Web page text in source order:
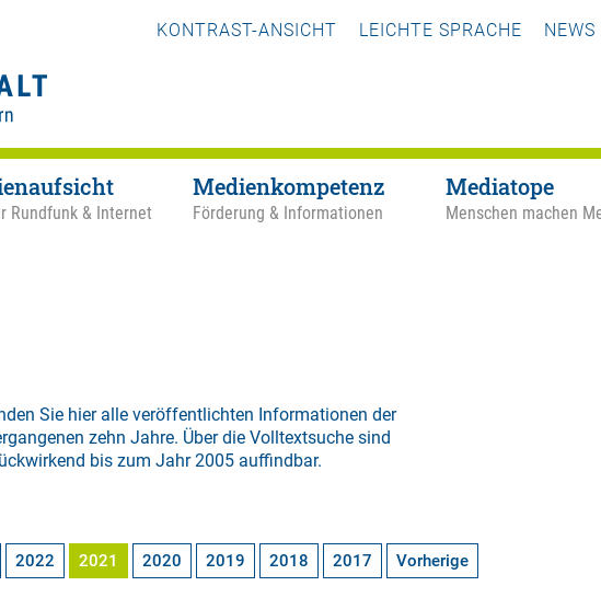
KONTRAST-ANSICHT LEICHTE SPRACHE NEWS
Rundfunk & Internet
Medienkompetenz
Förderung & Informationen
Mediatope
Menschen machen
Sie hier alle veröffentlichten Informationen der
zehn Jahre. Über die Volltextsuche sind
bis zum Jahr 2005 auffindbar.
2022 2021 2020 2019 2018 2017 Vorherige